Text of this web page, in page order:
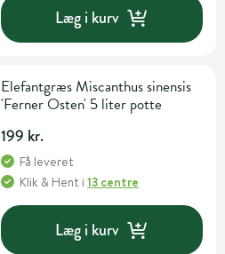
Læg i kurv
Elefantgræs Miscanthus sinensis
'Ferner Osten' 5 liter potte
199 kr.
Få leveret
Klik & Hent i13 centre
Læg i kurv